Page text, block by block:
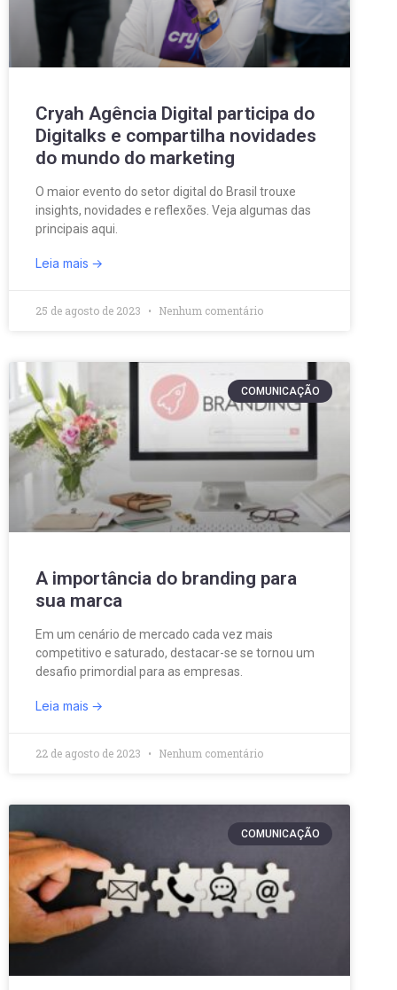
Cryah Agência Digital participa do
Digitalks e compartilha novidades
do mundo do marketing
O maior evento do setor digital do Brasil trouxe
insights, novidades e reflexões. Veja algumas das
principais aqui.
Leia mais
25 de agosto de 2023 Nenhum comentário
COMUNICAÇÃO
A importância do branding para
sua marca
Em um cenário de mercado cada vez mais
competitivo e saturado, destacar-se se tornou um
desafio primordial para as empresas.
Leia mais
22 de agosto de 2023 Nenhum comentário
COMUNICAÇÃO